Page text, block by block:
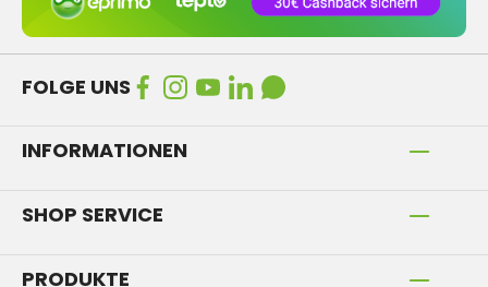
FOLGE UNS
INFORMATIONEN
SHOP SERVICE
PRODUKTE